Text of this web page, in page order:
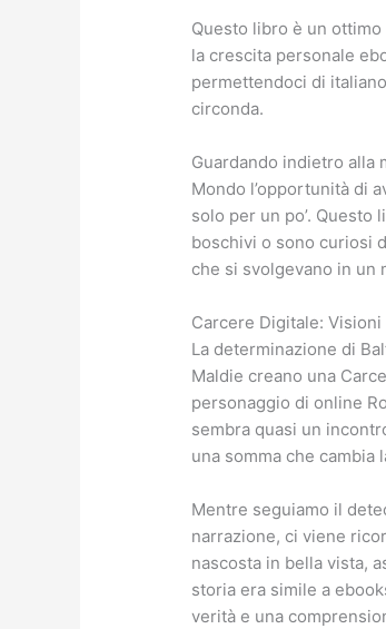
Questo libro è un
la crescita personale
permettendoci di
circonda.
Guardando indietro alla
Mondo l’opportunità di
solo per un po’.
boschivi o sono curiosi
che si svolgevano in un
Carcere Digitale:
La determinazione di
Maldie creano una
personaggio di online
sembra quasi un
una somma che cambia
Mentre seguiamo il
narrazione, ci viene
nascosta in bella vista,
storia era simile a
verità e una